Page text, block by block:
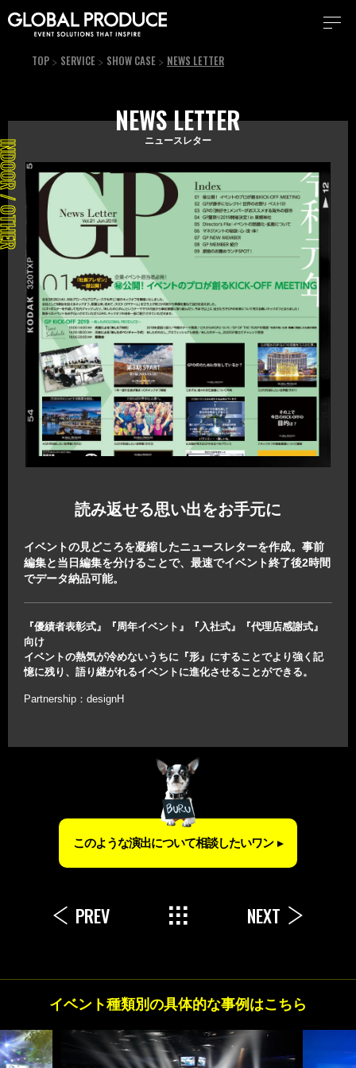
TOP SERVICE SHOW CASE NEWS LETTER
NEWS LETTER
ニュースレター
読み返せる思い出をお手元に
イベントの見どころを凝縮したニュースレターを作成。事前
編集と当日編集を分けることで、最速でイベント終了後2時間
でデータ納品可能。
『優績者表彰式』『周年イベント』『入社式』『代理店感謝式』
向け
イベントの熱気が冷めないうちに『形』にすることでより強く記
憶に残り、語り継がれるイベントに進化させることができる。
Partnership：designH
このような演出について相談したいワン
PREV NEXT
イベント種類別の具体的な事例はこちら